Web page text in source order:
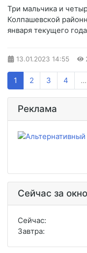
​Три мальчика и
Колпашевской
января текущего
13.01.2023 14:55
1 2 3 4 ...
Реклама
Сейчас за
Сейчас:
Завтра: